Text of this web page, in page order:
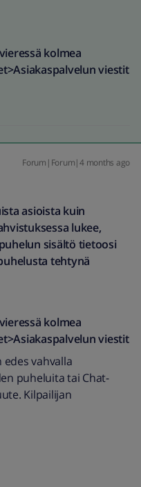
kolmea
viestit
Forum|Forum|4 months ago
asioista kuin
lukee,
sisältö tietoosi
tehtynä
kolmea
viestit
edes vahvalla
puheluita tai Chat-
Kilpailijan